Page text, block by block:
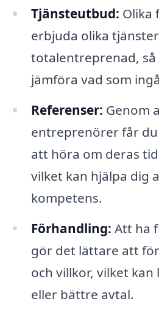
Tjänsteutbud: Olika
erbjuda olika
totalentreprenad,
jämföra vad som
Referenser: Genom
entreprenörer får
att höra om deras
vilket kan hjälpa dig
kompetens.
Förhandling: Att ha
gör det lättare att
och villkor, vilket
eller bättre avtal.